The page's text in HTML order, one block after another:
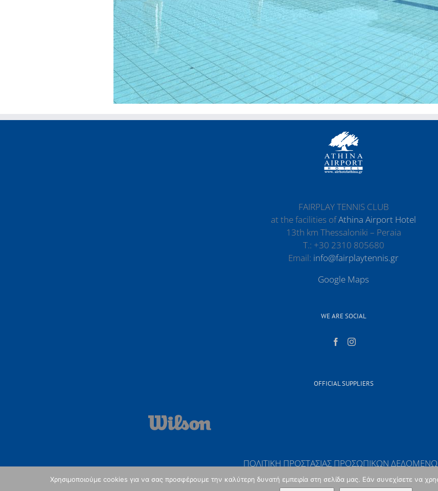
FAIRPLAY TENNIS CLUB
at the facilities ofAthina Airport Hotel
13th km Thessaloniki – Peraia
Τ.: +30 2310 805680
Email: info@fairplaytennis.gr
Google Maps
WE ARE SOCIAL
OFFICIAL SUPPLIERS
ΠΟΛΙΤΙΚΗ ΠΡΟΣΤΑΣΙΑΣ ΠΡΟΣΩΠΙΚΩΝ
Χρησιμοποιούμε cookies για να σας προσφέρουμε την καλύτερη δυνατή εμπειρία στη σελίδα μας. Εάν συνεχίσετε να